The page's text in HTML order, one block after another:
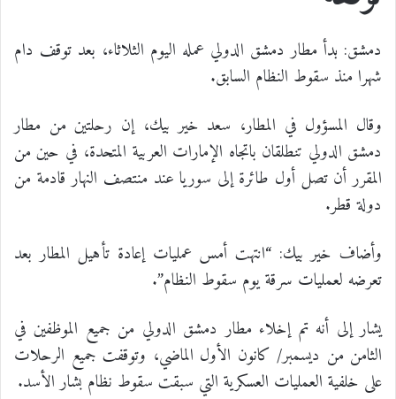
دمشق: بدأ مطار دمشق الدولي عمله اليوم الثلاثاء، بعد توقف دام
شهرا منذ سقوط النظام السابق.
وقال المسؤول في المطار، سعد خير بيك، إن رحلتين من مطار
دمشق الدولي تنطلقان باتجاه الإمارات العربية المتحدة، في حين من
المقرر أن تصل أول طائرة إلى سوريا عند منتصف النهار قادمة من
دولة قطر.
وأضاف خير بيك: “انتهت أمس عمليات إعادة تأهيل المطار بعد
تعرضه لعمليات سرقة يوم سقوط النظام”.
يشار إلى أنه تم إخلاء مطار دمشق الدولي من جميع الموظفين في
الثامن من ديسمبر/ كانون الأول الماضي، وتوقفت جميع الرحلات
على خلفية العمليات العسكرية التي سبقت سقوط نظام بشار الأسد.